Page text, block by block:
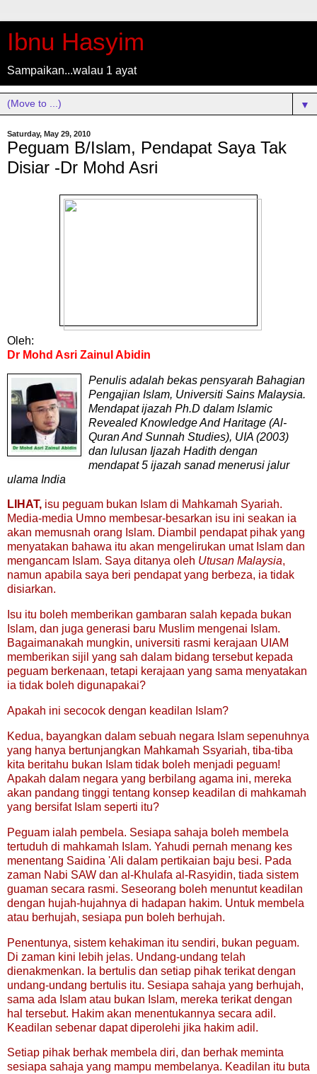
Ibnu Hasyim
Sampaikan...walau 1 ayat
▼
Saturday, May 29, 2010
Peguam B/Islam, Pendapat Saya Tak
Disiar -Dr Mohd Asri
Oleh:
Dr Mohd Asri Zainul Abidin
Penulis adalah bekas pensyarah Bahagian
Pengajian Islam, Universiti Sains Malaysia.
Mendapat ijazah Ph.D dalam Islamic
Revealed Knowledge And Haritage (Al-
Quran And Sunnah Studies), UIA (2003)
dan lulusan Ijazah Hadith dengan
mendapat 5 ijazah sanad menerusi jalur
ulama India
LIHAT, isu peguam bukan Islam di Mahkamah Syariah.
Media-media Umno membesar-besarkan isu ini seakan ia
akan memusnah orang Islam. Diambil pendapat pihak yang
menyatakan bahawa itu akan mengelirukan umat Islam dan
mengancam Islam. Saya ditanya oleh Utusan Malaysia,
namun apabila saya beri pendapat yang berbeza, ia tidak
disiarkan.
Isu itu boleh memberikan gambaran salah kepada bukan
Islam, dan juga generasi baru Muslim mengenai Islam.
Bagaimanakah mungkin, universiti rasmi kerajaan UIAM
memberikan sijil yang sah dalam bidang tersebut kepada
peguam berkenaan, tetapi kerajaan yang sama menyatakan
ia tidak boleh digunapakai?
Apakah ini secocok dengan keadilan Islam?
Kedua, bayangkan dalam sebuah negara Islam sepenuhnya
yang hanya bertunjangkan Mahkamah Ssyariah, tiba-tiba
kita beritahu bukan Islam tidak boleh menjadi peguam!
Apakah dalam negara yang berbilang agama ini, mereka
akan pandang tinggi tentang konsep keadilan di mahkamah
yang bersifat Islam seperti itu?
Peguam ialah pembela. Sesiapa sahaja boleh membela
tertuduh di mahkamah Islam. Yahudi pernah menang kes
menentang Saidina 'Ali dalam pertikaian baju besi. Pada
zaman Nabi SAW dan al-Khulafa al-Rasyidin, tiada sistem
guaman secara rasmi. Seseorang boleh menuntut keadilan
dengan hujah-hujahnya di hadapan hakim. Untuk membela
atau berhujah, sesiapa pun boleh berhujah.
Penentunya, sistem kehakiman itu sendiri, bukan peguam.
Di zaman kini lebih jelas. Undang-undang telah
dienakmenkan. Ia bertulis dan setiap pihak terikat dengan
undang-undang bertulis itu. Sesiapa sahaja yang berhujah,
sama ada Islam atau bukan Islam, mereka terikat dengan
hal tersebut. Hakim akan menentukannya secara adil.
Keadilan sebenar dapat diperolehi jika hakim adil.
Setiap pihak berhak membela diri, dan berhak meminta
sesiapa sahaja yang mampu membelanya. Keadilan itu buta